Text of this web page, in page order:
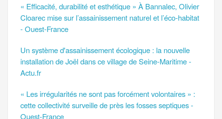
« Efficacité, durabilité et esthétique » À Bannalec, Olivier
Cloarec mise sur l’assainissement naturel et l’éco-habitat
- Ouest-France
Un système d'assainissement écologique : la nouvelle
installation de Joël dans ce village de Seine-Maritime -
Actu.fr
« Les irrégularités ne sont pas forcément volontaires » :
cette collectivité surveille de près les fosses septiques -
Ouest-France